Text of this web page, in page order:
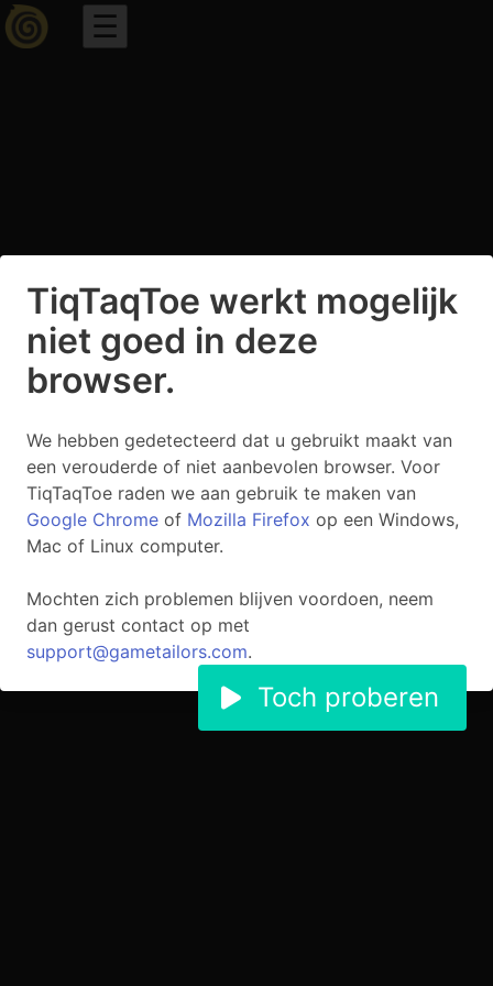
☰
TiqTaqToe werkt mogelijk
niet goed in deze
browser.
We hebben gedetecteerd dat u gebruikt maakt van
een verouderde of niet aanbevolen browser. Voor
TiqTaqToe raden we aan gebruik te maken van
Google Chrome of Mozilla Firefox op een Windows,
Mac of Linux computer.
Mochten zich problemen blijven voordoen, neem
dan gerust contact op met
support@gametailors.com.
Toch proberen